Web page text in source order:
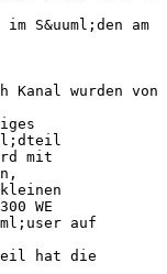
S&uuml;den am
wurden von
mit
WE
auf
hat die